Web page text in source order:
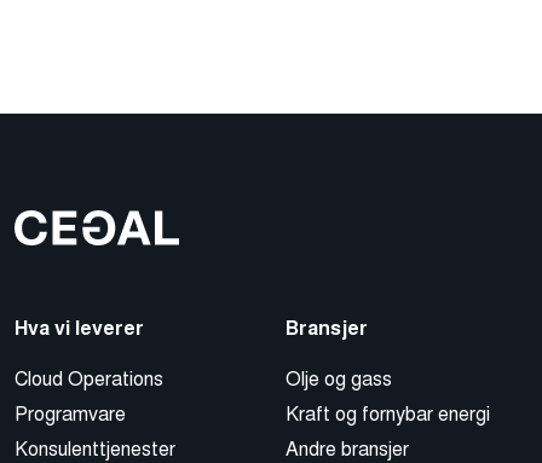
Hva vi leverer
Cloud Operations
Programvare
Konsulenttjenester
Bransjer
Olje og gass
Kraft og fornybar energi
Andre bransjer